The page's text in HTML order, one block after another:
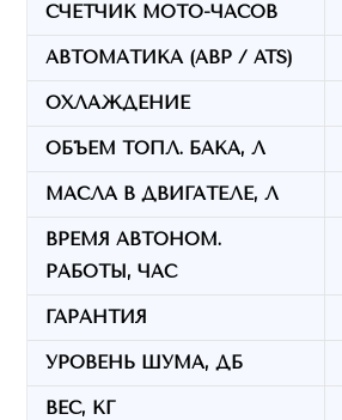
СЧЕТЧИК МОТО-ЧАСОВ
АВТОМАТИКА (АВР / ATS)
ОХЛАЖДЕНИЕ
ОБЪЕМ ТОПЛ. БАКА, Л
МАСЛА В ДВИГАТЕЛЕ, Л
ВРЕМЯ АВТОНОМ.
РАБОТЫ, ЧАС
ГАРАНТИЯ
УРОВЕНЬ ШУМА, ДБ
ВЕС, КГ